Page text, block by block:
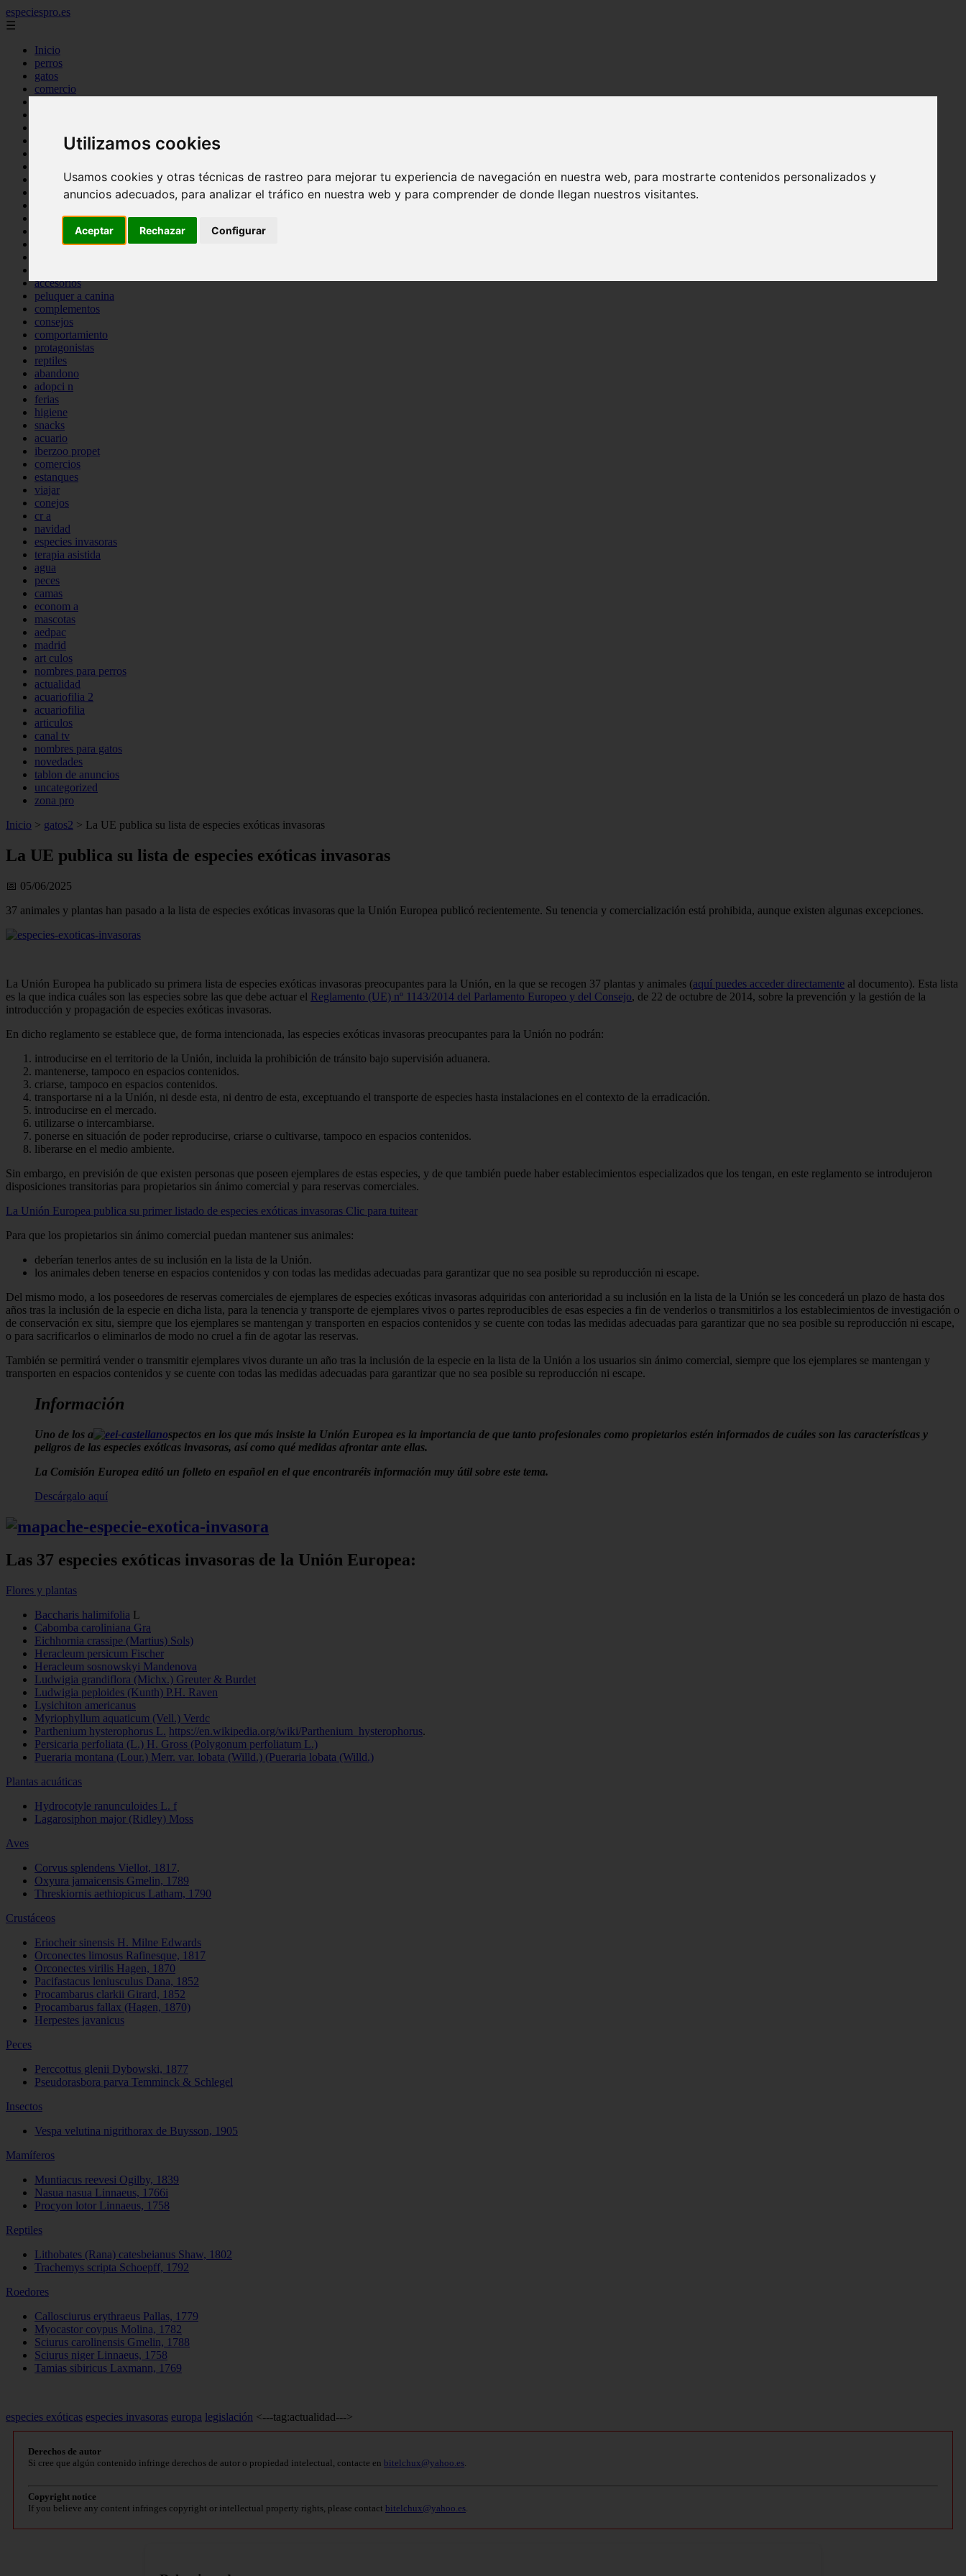
Utilizamos cookies
Usamos cookies y otras técnicas de rastreo para mejorar tu experiencia de navegación en nuestra web, para mostrarte contenidos personalizados y
anuncios adecuados, para analizar el tráfico en nuestra web y para comprender de donde llegan nuestros visitantes.
Aceptar Rechazar Configurar
especiespro.es
☰
Inicio
perros
gatos
comercio
tenencia responsable
mantenimiento
bienestar
peque os mam feros
verano
accesorios
peluquer a canina
complementos
consejos
comportamiento
protagonistas
reptiles
abandono
adopci n
ferias
higiene
snacks
acuario
iberzoo propet
comercios
estanques
viajar
conejos
cr a
navidad
especies invasoras
terapia asistida
agua
peces
camas
econom a
mascotas
aedpac
madrid
art culos
nombres para perros
actualidad
acuariofilia 2
acuariofilia
articulos
canal tv
nombres para gatos
novedades
tablon de anuncios
uncategorized
zona pro
Inicio > gatos2 > La UE publica su lista de especies exóticas invasoras
La UE publica su lista de especies exóticas invasoras
📅 05/06/2025
37 animales y plantas han pasado a la lista de especies exóticas invasoras que la Unión Europea publicó recientemente. Su tenencia y comercialización está prohibida, aunque existen algunas excepciones.
La Unión Europea ha publicado su primera lista de especies exóticas invasoras preocupantes para la Unión, en la que se recogen 37 plantas y animales (aquí puedes acceder directamente al documento). Esta lista
es la que indica cuáles son las especies sobre las que debe actuar el Reglamento (UE) nº 1143/2014 del Parlamento Europeo y del Consejo, de 22 de octubre de 2014, sobre la prevención y la gestión de la
introducción y propagación de especies exóticas invasoras.
En dicho reglamento se establece que, de forma intencionada, las especies exóticas invasoras preocupantes para la Unión no podrán:
introducirse en el territorio de la Unión, incluida la prohibición de tránsito bajo supervisión aduanera.
mantenerse, tampoco en espacios contenidos.
criarse, tampoco en espacios contenidos.
transportarse ni a la Unión, ni desde esta, ni dentro de esta, exceptuando el transporte de especies hasta instalaciones en el contexto de la erradicación.
introducirse en el mercado.
utilizarse o intercambiarse.
ponerse en situación de poder reproducirse, criarse o cultivarse, tampoco en espacios contenidos.
liberarse en el medio ambiente.
Sin embargo, en previsión de que existen personas que poseen ejemplares de estas especies, y de que también puede haber establecimientos especializados que los tengan, en este reglamento se introdujeron
disposiciones transitorias para propietarios sin ánimo comercial y para reservas comerciales.
La Unión Europea publica su primer listado de especies exóticas invasoras Clic para tuitear
Para que los propietarios sin ánimo comercial puedan mantener sus animales:
deberían tenerlos antes de su inclusión en la lista de la Unión.
los animales deben tenerse en espacios contenidos y con todas las medidas adecuadas para garantizar que no sea posible su reproducción ni escape.
Del mismo modo, a los poseedores de reservas comerciales de ejemplares de especies exóticas invasoras adquiridas con anterioridad a su inclusión en la lista de la Unión se les concederá un plazo de hasta dos
años tras la inclusión de la especie en dicha lista, para la tenencia y transporte de ejemplares vivos o partes reproducibles de esas especies a fin de venderlos o transmitirlos a los establecimientos de investigación o
de conservación ex situ, siempre que los ejemplares se mantengan y transporten en espacios contenidos y se cuente con todas las medidas adecuadas para garantizar que no sea posible su reproducción ni escape,
o para sacrificarlos o eliminarlos de modo no cruel a fin de agotar las reservas.
También se permitirá vender o transmitir ejemplares vivos durante un año tras la inclusión de la especie en la lista de la Unión a los usuarios sin ánimo comercial, siempre que los ejemplares se mantengan y
transporten en espacios contenidos y se cuente con todas las medidas adecuadas para garantizar que no sea posible su reproducción ni escape.
Información
Uno de los a
spectos en los que más insiste la Unión Europea es la importancia de que tanto profesionales como propietarios estén informados de cuáles son las características y
peligros de las especies exóticas invasoras, así como qué medidas afrontar ante ellas.
La Comisión Europea editó un folleto en español en el que encontraréis información muy útil sobre este tema.
Descárgalo aquí
Las 37 especies exóticas invasoras de la Unión Europea:
Flores y plantas
Baccharis halimifolia L
Cabomba caroliniana Gra
Eichhornia crassipe (Martius) Sols)
Heracleum persicum Fischer
Heracleum sosnowskyi Mandenova
Ludwigia grandiflora (Michx.) Greuter & Burdet
Ludwigia peploides (Kunth) P.H. Raven
Lysichiton americanus
Myriophyllum aquaticum (Vell.) Verdc
Parthenium hysterophorus L. https://en.wikipedia.org/wiki/Parthenium_hysterophorus.
Persicaria perfoliata (L.) H. Gross (Polygonum perfoliatum L.)
Pueraria montana (Lour.) Merr. var. lobata (Willd.) (Pueraria lobata (Willd.)
Plantas acuáticas
Hydrocotyle ranunculoides L. f
Lagarosiphon major (Ridley) Moss
Aves
Corvus splendens Viellot, 1817.
Oxyura jamaicensis Gmelin, 1789
Threskiornis aethiopicus Latham, 1790
Crustáceos
Eriocheir sinensis H. Milne Edwards
Orconectes limosus Rafinesque, 1817
Orconectes virilis Hagen, 1870
Pacifastacus leniusculus Dana, 1852
Procambarus clarkii Girard, 1852
Procambarus fallax (Hagen, 1870)
Herpestes javanicus
Peces
Perccottus glenii Dybowski, 1877
Pseudorasbora parva Temminck & Schlegel
Insectos
Vespa velutina nigrithorax de Buysson, 1905
Mamíferos
Muntiacus reevesi Ogilby, 1839
Nasua nasua Linnaeus, 1766i
Procyon lotor Linnaeus, 1758
Reptiles
Lithobates (Rana) catesbeianus Shaw, 1802
Trachemys scripta Schoepff, 1792
Roedores
Callosciurus erythraeus Pallas, 1779
Myocastor coypus Molina, 1782
Sciurus carolinensis Gmelin, 1788
Sciurus niger Linnaeus, 1758
Tamias sibiricus Laxmann, 1769
especies exóticas especies invasoras europa legislación <---tag:actualidad--->
Derechos de autor
Si cree que algún contenido infringe derechos de autor o propiedad intelectual, contacte en bitelchux@yahoo.es.
Copyright notice
If you believe any content infringes copyright or intellectual property rights, please contact bitelchux@yahoo.es.